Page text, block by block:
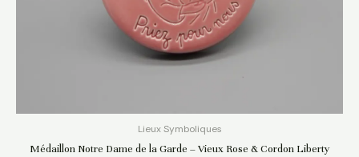
Lieux Symboliques
Médaillon Notre Dame de la Garde – Vieux Rose & Cordon Liberty